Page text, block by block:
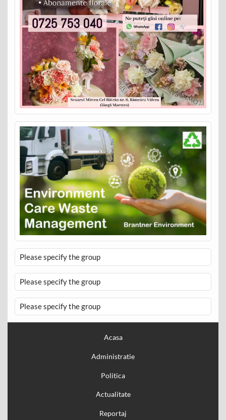
Please specify the group
Please specify the group
Please specify the group
Acasa
Administratie
Politica
Actualitate
Reportaj